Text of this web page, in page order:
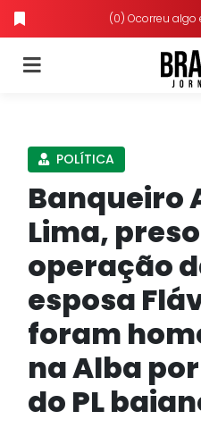
(0) Ocorreu algo
POLÍTICA
Banqueiro
Lima,
operação
esposa
foram
na Alba
do PL